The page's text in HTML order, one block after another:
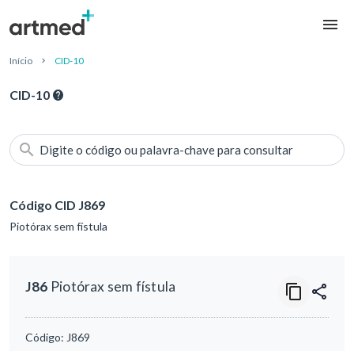
Início CID-10
CID-10
Digite o código ou palavra-chave para consultar
Código CID J869
Piotórax sem fístula
J86 Piotórax sem fístula
Código: J869